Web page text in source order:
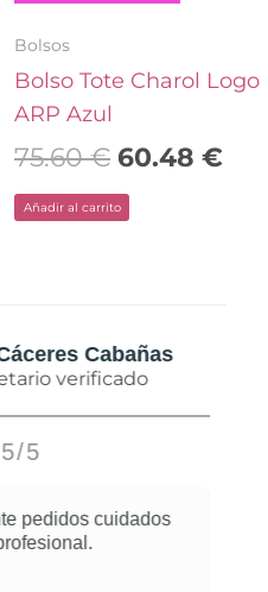
Bolsos
Bolso Tote Charol Logo
ARP Azul
75.60€ 60.48 €
Añadir al carrito
Cabañas
verificado
5
cuidados